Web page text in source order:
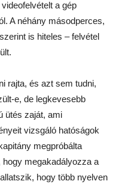
a gép
A néhány másodperces,
is hiteles – felvétel
rajta, és azt sem tudni,
e, de legkevesebb
ütés zaját, ami
vizsgáló hatóságok
megpróbálta
hogy megakadályozza a
hogy több nyelven